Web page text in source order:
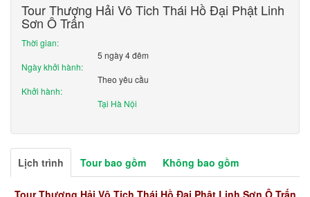
Tour Thượng Hải Vô Tich Thái Hồ Đại Phật Linh
Sơn Ô Trấn
Thời gian:
5 ngày 4 đêm
Ngày khởi hành:
Theo yêu cầu
Khởi hành:
Tại Hà Nội
Lịch trình Tour bao gồm Không bao gồm
Tour Thượng Hải Vô Tich Thái Hồ Đại Phật Linh Sơn Ô Trấn